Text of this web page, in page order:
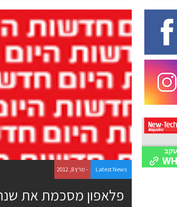
Latest News - מרץ 8, 2012